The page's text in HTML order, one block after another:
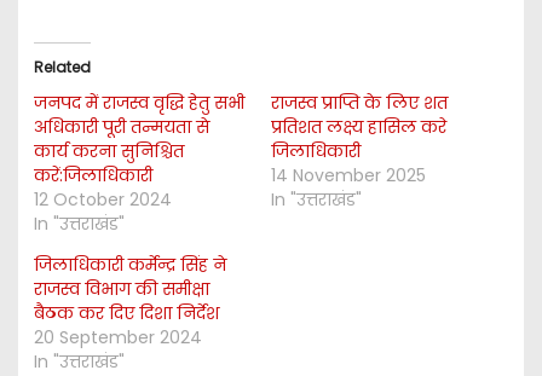
Related
जनपद में राजस्व वृद्धि हेतु सभी
अधिकारी पूरी तन्मयता से
कार्य करना सुनिश्चित
करें:जिलाधिकारी
12 October 2024
In "उत्तराखंड"
राजस्व प्राप्ति के लिए शत
प्रतिशत लक्ष्य हासिल करे
जिलाधिकारी
14 November 2025
In "उत्तराखंड"
जिलाधिकारी कर्मेन्द्र सिंह ने
राजस्व विभाग की समीक्षा
बैठक कर दिए दिशा निर्देश
20 September 2024
In "उत्तराखंड"